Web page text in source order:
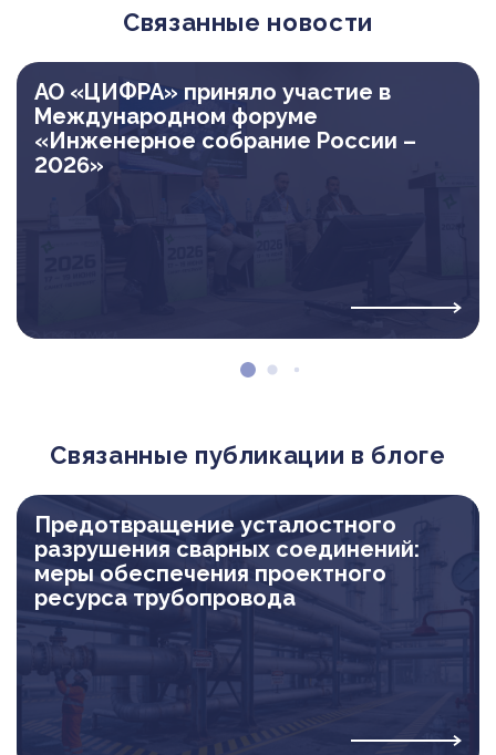
Связанные новости
АО «ЦИФРА» приняло участие в
Международном форуме
«Инженерное собрание России –
2026»
Связанные публикации в блоге
Предотвращение усталостного
разрушения сварных соединений:
меры обеспечения проектного
ресурса трубопровода